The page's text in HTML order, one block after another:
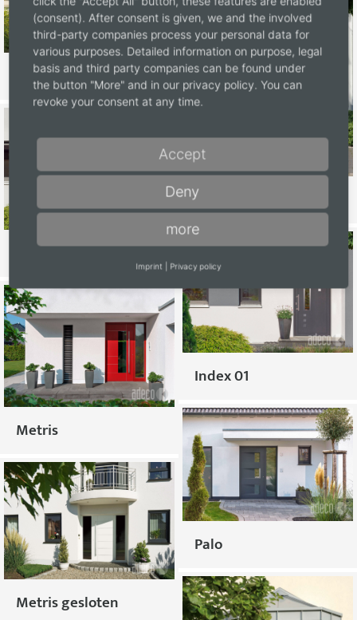
Atrium
Balino
Metris
Metris gesloten
Vilmo
Index 01
Palo
(consent). After consent is given, we and the involved
third-party companies process your personal data for
various purposes. Detailed information on purpose, legal
basis and third party companies can be found under
the button "More" and in our privacy policy. You can
revoke your consent at any time.
Accept
Deny
more
Imprint Privacy policy